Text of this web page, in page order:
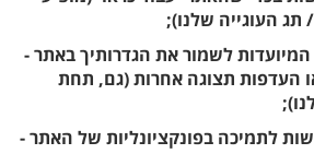
העוגייה שלנו);
- המיועדות לשמור את הגדרותיך באתר -
תצוגה אחרות (גם, תחת
לתמיכה בפונקציונליות של האתר -